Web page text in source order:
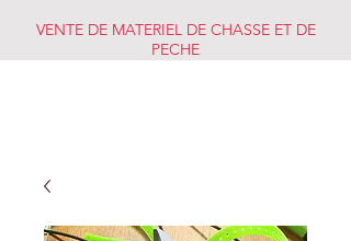
VENTE DE MATERIEL DE CHASSE ET DE
PECHE